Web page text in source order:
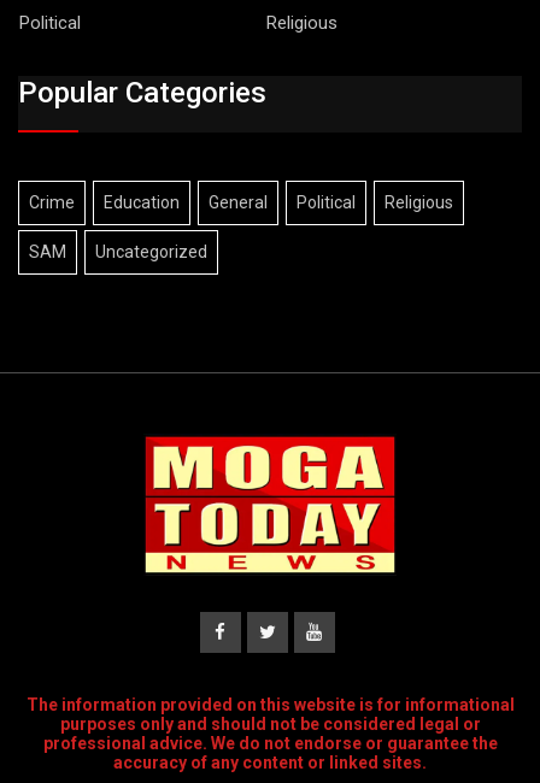
Political
Religious
Popular Categories
Crime Education General Political Religious
SAM Uncategorized
The information provided on this website is for informational
purposes only and should not be considered legal or
professional advice. We do not endorse or guarantee the
accuracy of any content or linked sites.